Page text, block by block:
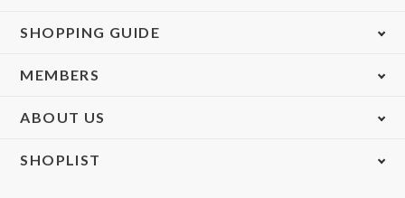
SHOPPING GUIDE
MEMBERS
ABOUT US
SHOPLIST